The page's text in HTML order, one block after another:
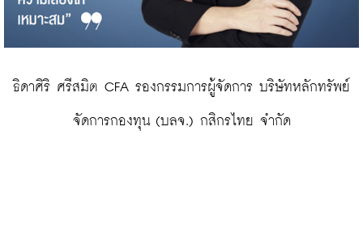
จัดการกองทุน (บลจ.) กสิกรไทย จำกัด